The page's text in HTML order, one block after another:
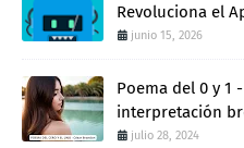
Revoluciona el
junio 15, 2026
Poema del 0 y 1
interpretación
julio 28, 2024